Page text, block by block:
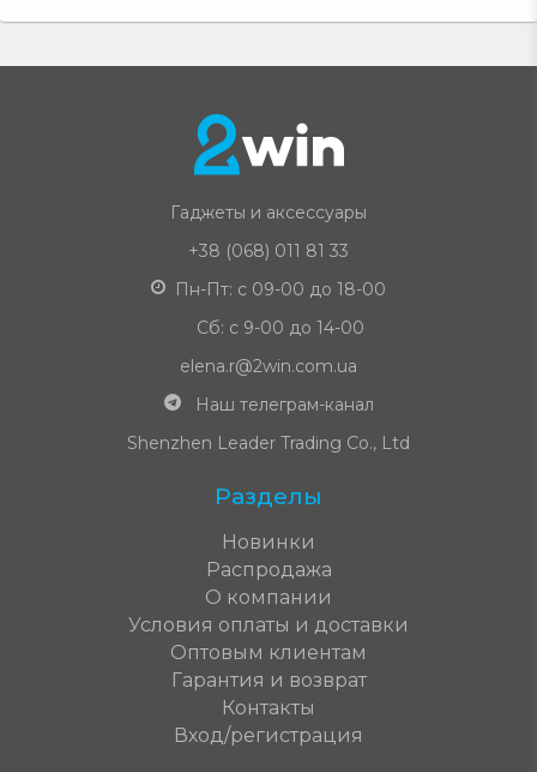
Гаджеты и аксессуары
+38 (068) 011 81 33
Пн-Пт: с 09-00 до 18-00
Сб: с 9-00 до 14-00
elena.r@2win.com.ua
Наш телеграм-канал
Shenzhen Leader Trading Co., Ltd
Разделы
Новинки
Распродажа
О компании
Условия оплаты и доставки
Оптовым клиентам
Гарантия и возврат
Контакты
Вход/регистрация